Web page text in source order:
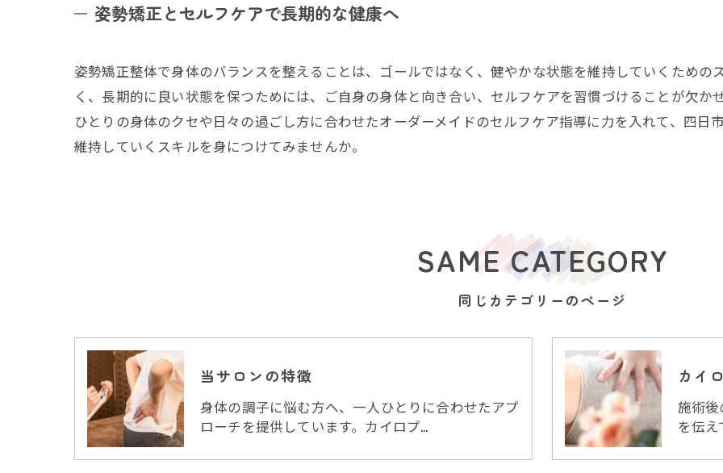
姿勢矯正とセルフケアで長期的な健康へ
姿勢矯正整体で身体のバランスを整えることは、ゴールではなく、健やかな状態を維持していくための
く、長期的に良い状態を保つためには、ご自身の身体と向き合い、セルフケアを習慣づけることが欠
ひとりの身体のクセや日々の過ごし方に合わせたオーダーメイドのセルフケア指導に力を入れて、四日
維持していくスキルを身につけてみませんか。
同じカテゴリーのページ
SAME CATEGORY
当サロンの特徴
身体の調子に悩む方へ、一人ひとりに合わせたアプ
ローチを提供しています。カイロプ…
カイ
施術
を伝